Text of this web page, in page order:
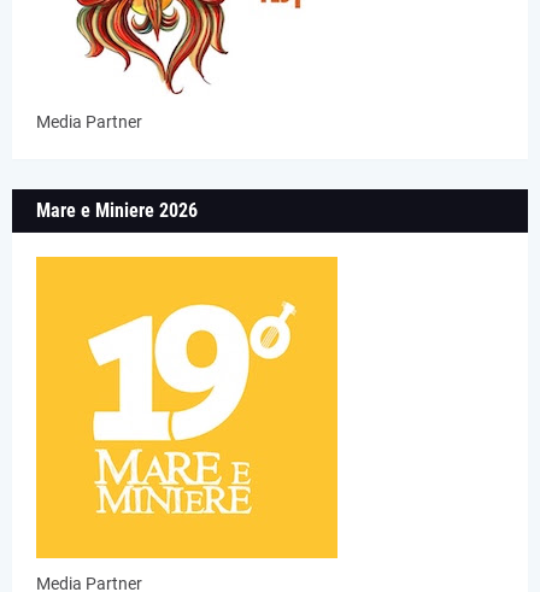
Media Partner
Mare e Miniere 2026
Media Partner